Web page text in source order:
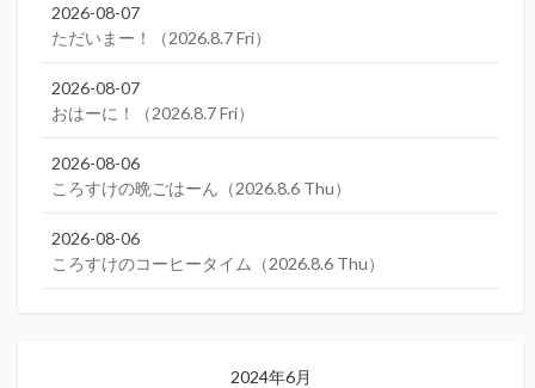
2026-08-07
ただいまー！（2026.8.7 Fri）
2026-08-07
おはーに！（2026.8.7 Fri）
2026-08-06
ころすけの晩ごはーん（2026.8.6 Thu）
2026-08-06
ころすけのコーヒータイム（2026.8.6 Thu）
2024年6月